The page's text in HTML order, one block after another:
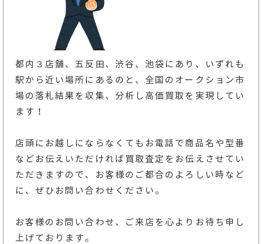
都内３店舗、五反田、渋谷、池袋にあり、いずれも
駅から近い場所にあるのと、全国のオークション市
場の落札結果を収集、分析し高価買取を実現してい
ます！
店頭にお越しにならなくてもお電話で商品名や型番
などお伝えいただければ買取査定をお伝えさせてい
ただきますので、お客様のご都合のよろしい時など
に、ぜひお問い合わせください。
お客様のお問い合わせ、ご来店を心よりお待ち申し
上げております。